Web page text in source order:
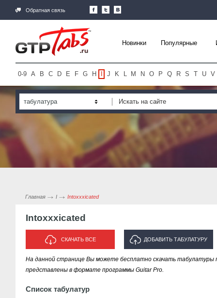
Обратная связь
Новинки Популярные
0-9 A B C D E F G H J K L M N O P Q R S T U V
табулатура
Главная I Intoxxxicated
Intoxxxicated
СКАЧАТЬ ВСЕ ДОБАВИТЬ ТАБУЛАТУРУ
ИСПОЛНИТЕЛЯ "INTOXXXICATED"
На данной странице Вы можете бесплатно скачать табулатуры
представлены в формате программы Guitar Pro.
Список табулатур